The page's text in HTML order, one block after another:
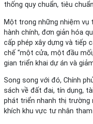
thống quy chuẩn, tiêu
Một trong những nhiệm
hành chính, đơn giản hóa
cấp phép xây dựng và tiếp
chế “một cửa, một đầu
gian triển khai dự án và
Song song với đó, Chính
sách về đất đai, tín dụng,
phát triển nhanh thị trường
khích khu vực tư nhân